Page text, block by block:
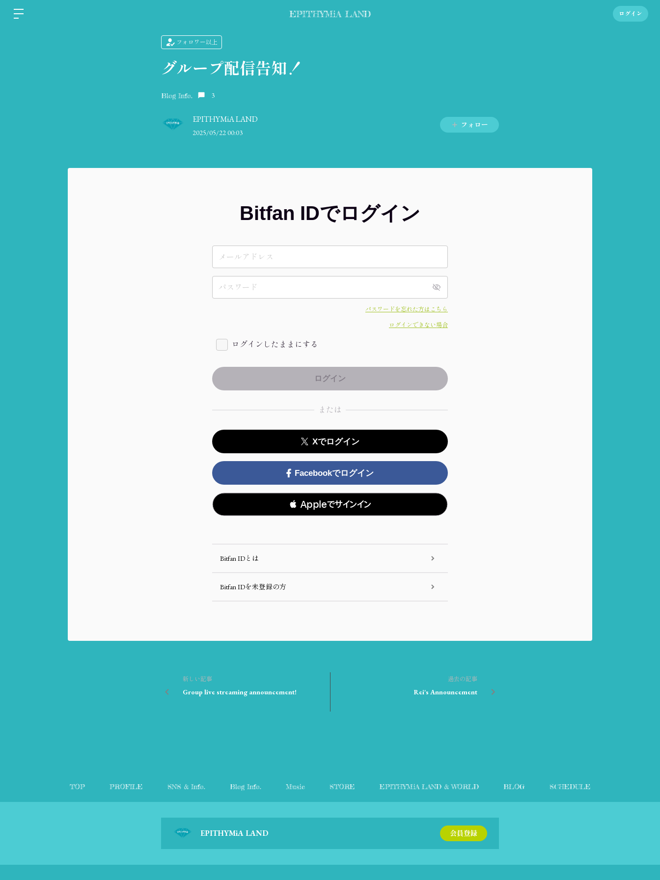
EPITHYMiA LAND ログイン
フォロワー以上
グループ配信告知！
Blog Info. 3
EPITHYMiA LAND
2025/05/22 00:03
フォロー
Bitfan IDでログイン
パスワードを忘れた方はこちら
ログインできない場合
ログインしたままにする
または
Xでログイン
Facebookでログイン
 Appleでサインイン
Bitfan IDとは
Bitfan IDを未登録の方
新しい記事
Group live streaming announcement!
過去の記事
Rei's Announcement
TOP PROFILE SNS & Info. Blog Info. Music STORE EPITHYMiA LAND & WORLD BLOG SCHEDULE
EPITHYMiA LAND 会員登録